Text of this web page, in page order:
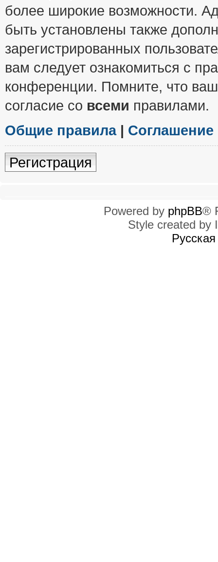
более широкие возможности.
быть установлены также
зарегистрированных
вам следует ознакомиться с
конференции. Помните, что
согласие со всеми правилами.
Общие правила|
Регистрация
Powered by phpBB®
Style created by